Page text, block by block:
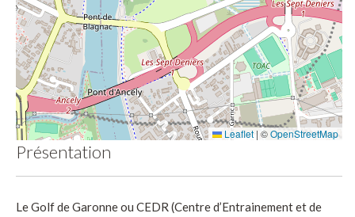
Leaflet | ©OpenStreetMap
Présentation
Le Golf de Garonne ou CEDR (Centre d’Entrainement et de